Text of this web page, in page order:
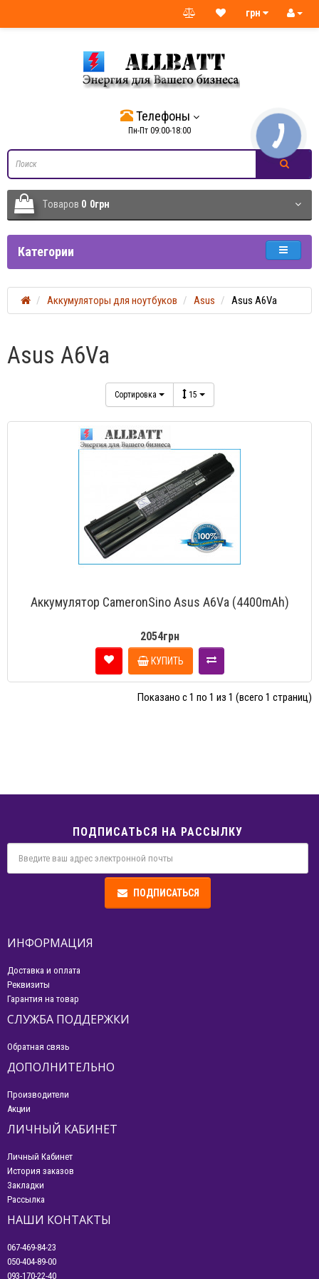
грн
Телефоны
Пн-Пт 09:00-18:00
Tоваров 0 0грн
Категории
Аккумуляторы для ноутбуков Asus Asus A6Va
Asus A6Va
Сортировка 15
Аккумулятор CameronSino Asus A6Va (4400mAh)
2054грн
КУПИТЬ
Показано с 1 по 1 из 1 (всего 1 страниц)
ПОДПИСАТЬСЯ НА РАССЫЛКУ
ПОДПИСАТЬСЯ
ИНФОРМАЦИЯ
Доставка и оплата
Реквизиты
Гарантия на товар
СЛУЖБА ПОДДЕРЖКИ
Обратная связь
ДОПОЛНИТЕЛЬНО
Производители
Акции
ЛИЧНЫЙ КАБИНЕТ
Личный Кабинет
История заказов
Закладки
Рассылка
НАШИ КОНТАКТЫ
067-469-84-23
050-404-89-00
093-170-22-40